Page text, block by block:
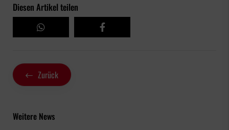
Diesen Artikel teilen
Zurück
Weitere News